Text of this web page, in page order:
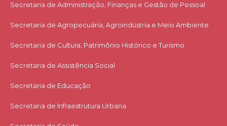
Secretaria de Administração, Finanças e Gestão de Pessoal
Secretaria de Agropecuária, Agroindústria e Meio Ambiente
Secretaria de Cultura, Patrimônio Histórico e Turismo
Secretaria de Assistência Social
Secretaria de Educação
Secretaria de Infraestrutura Urbana